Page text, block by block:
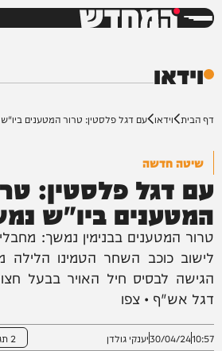
המחדש
וידאו
דף הבית וידאו עם דגל פלסטין: טרור המטענים
שיטה חדשה
עם דגל פלסטין:
המטענים ביו"ש
טרור המטענים בבנימין נמשך:
לישוב כוכב השחר הטמינו
הגישה לבסיס חיל האויר בבעל
דגל אש"ף • צפו
10:57
30/04/24יענקי גולדן 2 תגובות